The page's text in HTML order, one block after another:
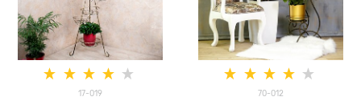
17-019 70-012